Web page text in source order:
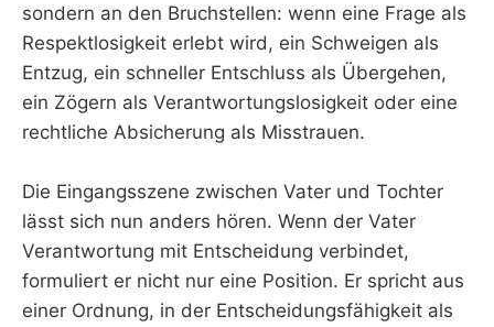
sondern an den Bruchstellen: wenn eine Frage als
Respektlosigkeit erlebt wird, ein Schweigen als
Entzug, ein schneller Entschluss als Übergehen,
ein Zögern als Verantwortungslosigkeit oder eine
rechtliche Absicherung als Misstrauen.
Die Eingangsszene zwischen Vater und Tochter
lässt sich nun anders hören. Wenn der Vater
Verantwortung mit Entscheidung verbindet,
formuliert er nicht nur eine Position. Er spricht aus
einer Ordnung, in der Entscheidungsfähigkeit als